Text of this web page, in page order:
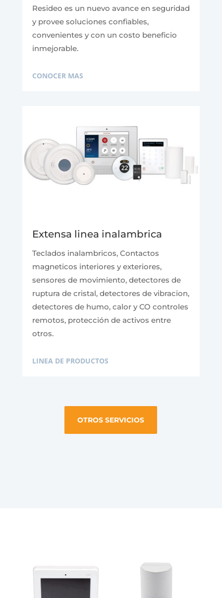
Resideo es un nuevo avance en seguridad
y provee soluciones confiables,
convenientes y con un costo beneficio
inmejorable.
CONOCER MAS
Extensa linea inalambrica
Teclados inalambricos, Contactos
magneticos interiores y exteriores,
sensores de movimiento, detectores de
ruptura de cristal, detectores de vibracion,
detectores de humo, calor y CO controles
remotos, protección de activos entre
otros.
LINEA DE PRODUCTOS
OTROS SERVICIOS